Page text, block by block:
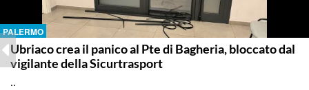
PALERMO
Ubriaco crea il panico al Pte di Bagheria, bloccato dal
vigilante della Sicurtrasport
..